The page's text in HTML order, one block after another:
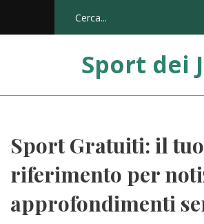
Sport dei
Sport Gratuiti: il
riferimento per
approfondimenti